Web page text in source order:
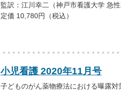
監訳：江川幸二（神戸市看護大学 急
定価 10,780円（税込）
小児看護 2020年11月号
子どものがん薬物療法における曝露対